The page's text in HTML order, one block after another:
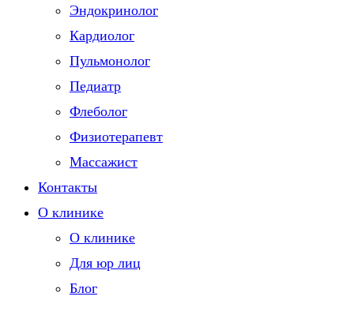
Эндокринолог
Кардиолог
Пульмонолог
Педиатр
Флеболог
Физиотерапевт
Массажист
Контакты
О клинике
О клинике
Для юр лиц
Блог